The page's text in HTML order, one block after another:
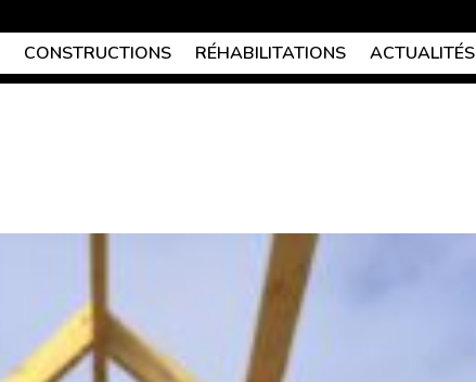
CONSTRUCTIONS RÉHABILITATIONS ACTUALITÉS